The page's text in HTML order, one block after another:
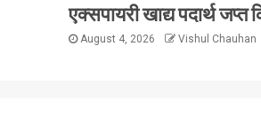
एक्सपायरी खाद्य पदार्थ जप्त
August 4, 2026 Vishul Chauhan